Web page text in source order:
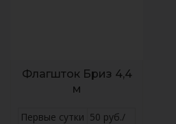
Флагшток Бриз 4,4
м
Первые сутки 50 руб./